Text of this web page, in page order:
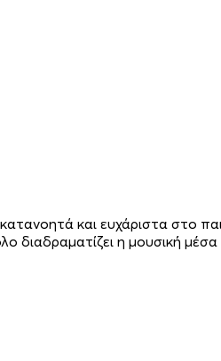
και ευχάριστα στο
διαδραματίζει η μουσική